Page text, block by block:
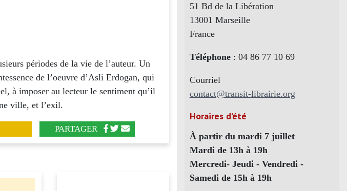
périodes de la vie de l’auteur. Un
de l’oeuvre d’Asli Erdogan, qui
à imposer au lecteur le sentiment qu’il
ville, et l’exil.
PARTAGER
51 Bd de la Libération
13001 Marseille
France
Téléphone: 04 86 77 10 69
Courriel
contact@transit-librairie.org
Horaires d’été
À partir du mardi 7 juillet
Mardi de 13h à 19h
Mercredi- Jeudi - Vendredi -
Samedi de 15h à 19h